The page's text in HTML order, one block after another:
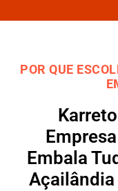
POR QUE
Embala
Açailândia